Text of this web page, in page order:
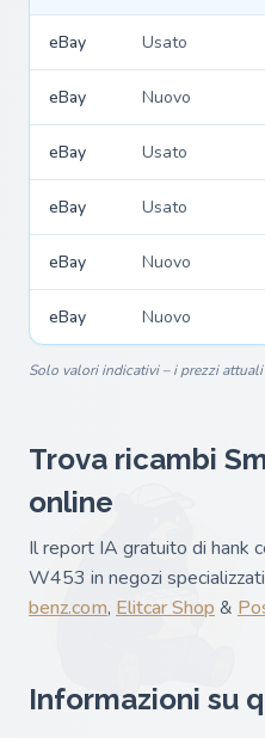
eBay Usato
eBay Nuovo
eBay Usato
eBay Usato
eBay Nuovo
eBay Nuovo
Solo valori indicativi – i prezzi
Trova ricambi
online
Il report IA gratuito di hank
W453 in negozi
benz.com, Elitcar Shop &
Informazioni su